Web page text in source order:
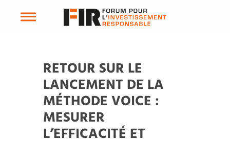
RETOUR SUR LE
LANCEMENT DE LA
MÉTHODE VOICE :
MESURER
L’EFFICACITÉ ET